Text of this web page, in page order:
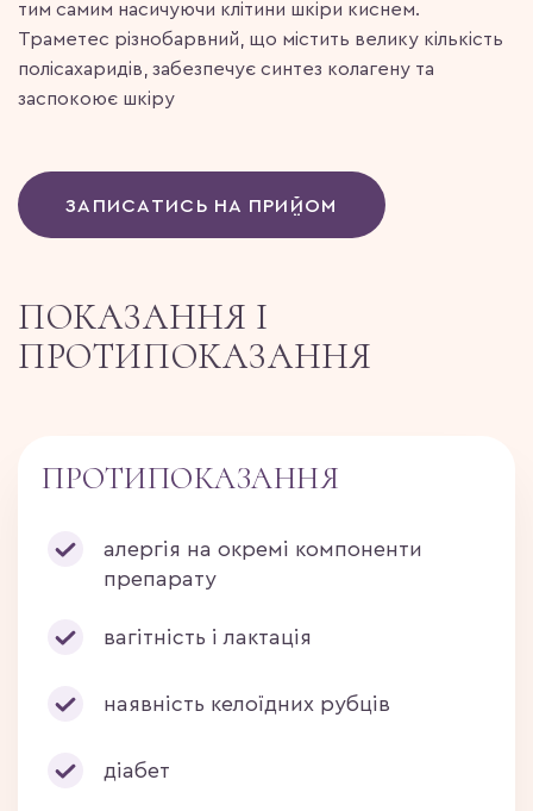
тим самим насичуючи клітини шкіри киснем.
Траметес різнобарвний, що містить велику кількість
полісахаридів, забезпечує синтез колагену та
заспокоює шкіру
ЗАПИСАТИСЬ НА ПРИЙОМ
ПОКАЗАННЯ І
ПРОТИПОКАЗАННЯ
ПРОТИПОКАЗАННЯ
алергія на окремі компоненти
препарату
вагітність і лактація
наявність келоїдних рубців
діабет